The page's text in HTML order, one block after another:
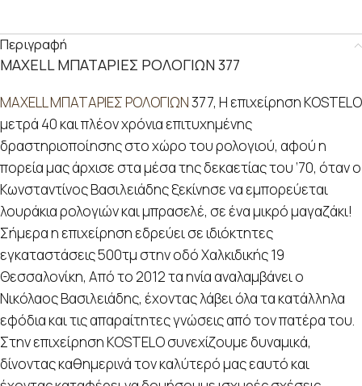
Περιγραφή
MAXELL ΜΠΑΤΑΡΙΕΣ ΡΟΛΟΓΙΩΝ 377
MAXELL ΜΠΑΤΑΡΙΕΣ ΡΟΛΟΓΙΩΝ377, Η επιχείρηση KOSTELO
μετρά 40 και πλέον χρόνια επιτυχημένης
δραστηριοποίησης στο χώρο του ρολογιού, αφού η
πορεία μας άρχισε στα μέσα της δεκαετίας του ’70, όταν ο
Κωνσταντίνος Βασιλειάδης ξεκίνησε να εμπορεύεται
λουράκια ρολογιών και μπρασελέ, σε ένα μικρό μαγαζάκι!
Σήμερα η επιχείρηση εδρεύει σε ιδιόκτητες
εγκαταστάσεις 500τμ στην οδό Χαλκιδικής 19
Θεσσαλονίκη, Από το 2012 τα ηνία αναλαμβάνει ο
Νικόλαος Βασιλειάδης, έχοντας λάβει όλα τα κατάλληλα
εφόδια και τις απαραίτητες γνώσεις από τον πατέρα του.
Στην επιχείρηση KOSTELO συνεχίζουμε δυναμικά,
δίνοντας καθημερινά τον καλύτερό μας εαυτό και